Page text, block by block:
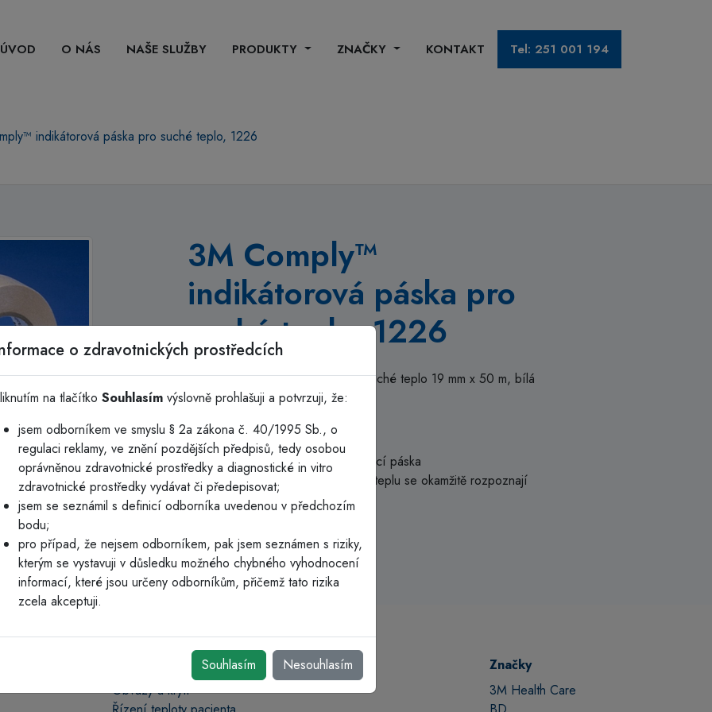
ÚVOD O NÁS NAŠE SLUŽBY PRODUKTY ZNAČKY KONTAKT Tel: 251 001 194
indikátorová páska pro suché teplo, 1226
3M Comply™
indikátorová páska pro
suché teplo, 1226
Comply™ indikátorová páska pro suché teplo 19 mm x 50 m, bílá
48 kotoučků/krabice
Hlavní informace
Navržena pro použití jako balící páska
Předměty vystavené suchému teplu se okamžitě rozpoznají
48 kotoučků/krabice
Obvazy a krytí
Značky
3M Health Care
o zdravotnických prostředcích
na tlačítko Souhlasím výslovně prohlašuji a potvrzuji, že:
jsem odborníkem ve smyslu § 2a zákona č. 40/1995 Sb., o
regulaci reklamy, ve znění pozdějších předpisů, tedy osobou
oprávněnou zdravotnické prostředky a diagnostické in vitro
zdravotnické prostředky vydávat či předepisovat;
jsem se seznámil s definicí odborníka uvedenou v předchozím
bodu;
pro případ, že nejsem odborníkem, pak jsem seznámen s riziky,
kterým se vystavuji v důsledku možného chybného vyhodnocení
informací, které jsou určeny odborníkům, přičemž tato rizika
zcela akceptuji.
Souhlasím Nesouhlasím